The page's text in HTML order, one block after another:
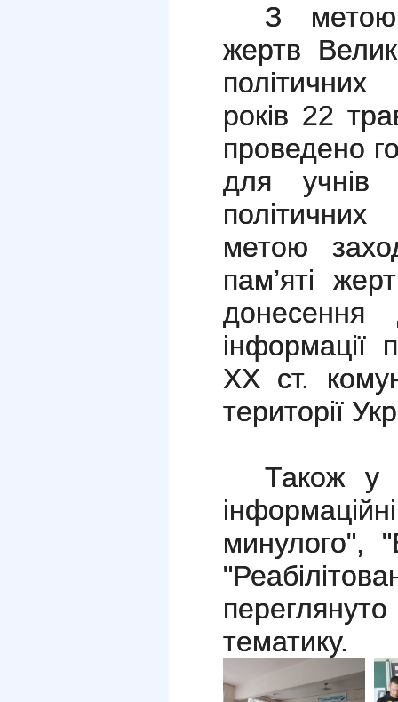
З метою
жертв
років 22
проведено
для учнів
метою
пам’яті
донесення
інформації
XX ст.
території
Також у
минулого",
тематику.